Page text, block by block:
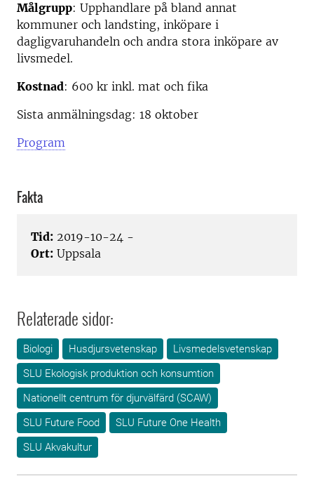
Målgrupp: Upphandlare på bland annat
kommuner och landsting, inköpare i
dagligvaruhandeln och andra stora inköpare av
livsmedel.
Kostnad: 600 kr inkl. mat och fika
Sista anmälningsdag: 18 oktober
Program
Fakta
Tid: 2019-10-24 -
Ort: Uppsala
Relaterade sidor:
Biologi Husdjursvetenskap
Livsmedelsvetenskap
SLU Ekologisk produktion och konsumtion
Nationellt centrum för djurvälfärd (SCAW)
SLU Future Food
SLU Future One Health
SLU Akvakultur